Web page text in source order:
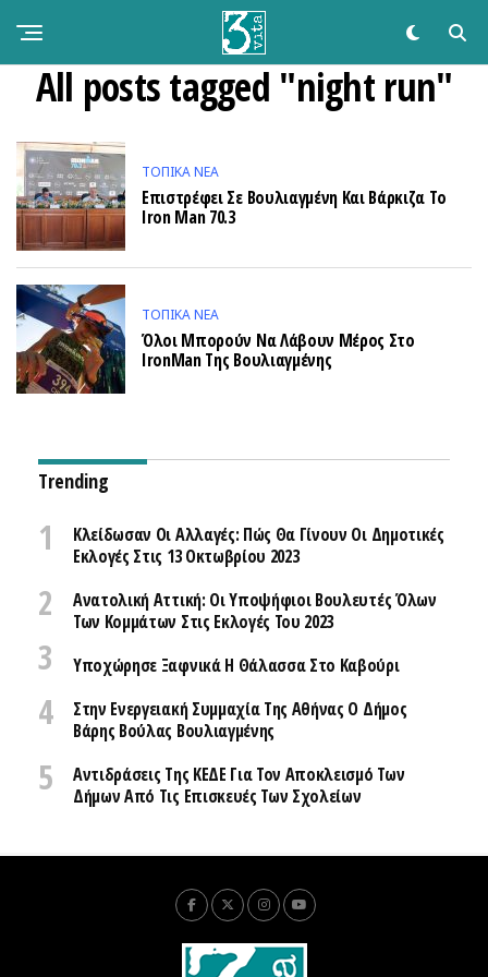
All posts tagged "night run"
ΤΟΠΙΚΑ ΝΕΑ
Επιστρέφει Σε Βουλιαγμένη Και Βάρκιζα Το
Iron Man 70.3
ΤΟΠΙΚΑ ΝΕΑ
Όλοι Μπορούν Να Λάβουν Μέρος Στο
IronMan Της Βουλιαγμένης
Trending
Κλείδωσαν Οι Αλλαγές: Πώς Θα Γίνουν Οι Δημοτικές
Εκλογές Στις 13 Οκτωβρίου 2023
Ανατολική Αττική: Οι Υποψήφιοι Βουλευτές Όλων
Των Κομμάτων Στις Εκλογές Του 2023
Υποχώρησε Ξαφνικά Η Θάλασσα Στο Καβούρι
Στην Ενεργειακή Συμμαχία Της Αθήνας Ο Δήμος
Βάρης Βούλας Βουλιαγμένης
Αντιδράσεις Της ΚΕΔΕ Για Τον Αποκλεισμό Των
Δήμων Από Τις Επισκευές Των Σχολείων